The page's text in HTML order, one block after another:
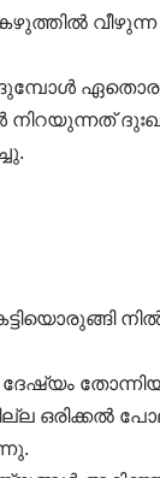
ദേഷ്യം
ഒരിക്കൽ